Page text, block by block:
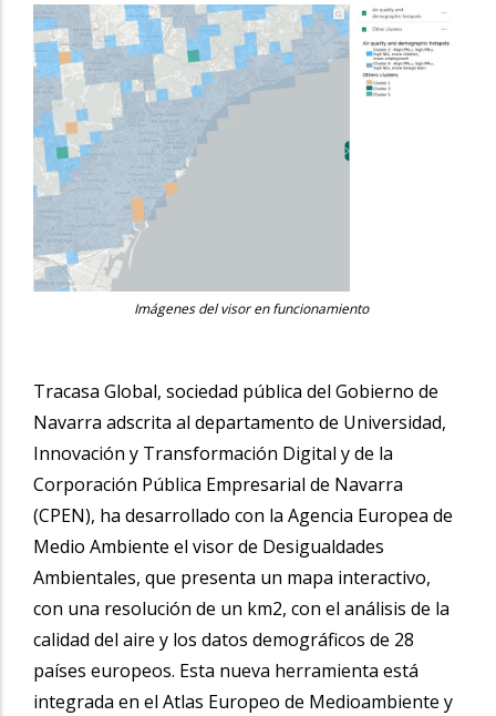
Imágenes del visor en funcionamiento
Tracasa Global, sociedad pública del Gobierno de
Navarra adscrita al departamento de Universidad,
Innovación y Transformación Digital y de la
Corporación Pública Empresarial de Navarra
(CPEN), ha desarrollado con la Agencia Europea de
Medio Ambiente el visor de Desigualdades
Ambientales, que presenta un mapa interactivo,
con una resolución de un km2, con el análisis de la
calidad del aire y los datos demográficos de 28
países europeos. Esta nueva herramienta está
integrada en el Atlas Europeo de Medioambiente y